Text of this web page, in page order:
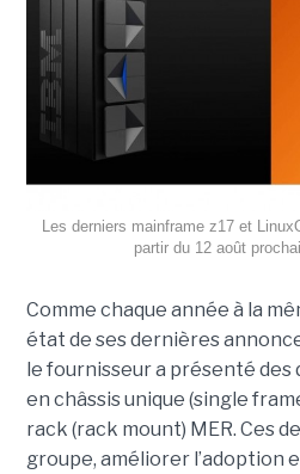
Les derniers mainframe z17 et
partir du 12 août
Comme chaque année à la
état de ses dernières
le fournisseur a présenté des
en châssis unique (single
rack (rack mount) MER. Ces
groupe, améliorer l’adoption